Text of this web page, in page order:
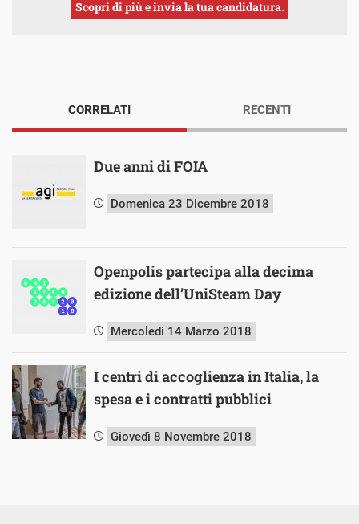
Scopri di più e invia la tua candidatura.
CORRELATI
Due anni di FOIA
Domenica 23 Dicembre 2018
Openpolis partecipa alla decima
edizione dell’UniSteam Day
Mercoledì 14 Marzo 2018
I centri di accoglienza in Italia, la
spesa e i contratti pubblici
Giovedì 8 Novembre 2018
RECENTI